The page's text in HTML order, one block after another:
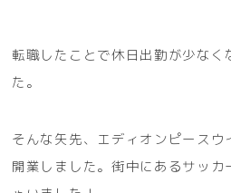
転職したことで休日出勤が少な
た。
そんな矢先、エディオンピース
開業しました。街中にあるサッ